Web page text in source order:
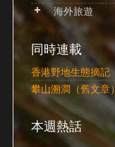
海外旅遊
同時連載
香港野地生態摘記
攀山溯澗（舊文章）
本週熱話